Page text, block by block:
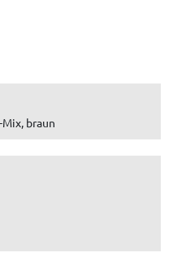
braun